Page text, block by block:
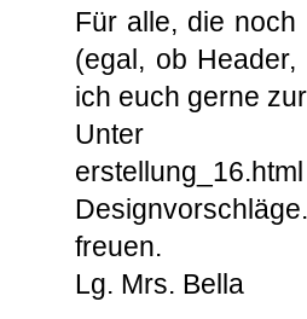
Für alle, die
(egal, ob Header,
ich euch gerne
Unter http://
freuen.
Lg. Mrs. Bella